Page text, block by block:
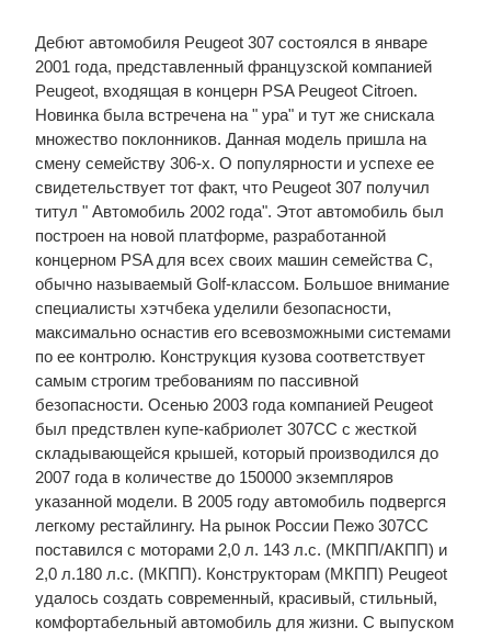
Дебют автомобиля Peugeot 307 состоялся в январе
2001 года, представленный французской компанией
Peugeot, входящая в концерн PSA Peugeot Citroen.
Новинка была встречена на " ура" и тут же снискала
множество поклонников. Данная модель пришла на
смену семейству 306-х. О популярности и успехе ее
свидетельствует тот факт, что Peugeot 307 получил
титул " Автомобиль 2002 года". Этот автомобиль был
построен на новой платформе, разработанной
концерном PSA для всех своих машин семейства C,
обычно называемый Golf-классом. Большое внимание
специалисты хэтчбека уделили безопасности,
максимально оснастив его всевозможными системами
по ее контролю. Конструкция кузова соответствует
самым строгим требованиям по пассивной
безопасности. Осенью 2003 года компанией Peugeot
был предствлен купе-кабриолет 307CC с жесткой
складывающейся крышей, который производился до
2007 года в количестве до 150000 экземпляров
указанной модели. В 2005 году автомобиль подвергся
легкому рестайлингу. На рынок России Пежо 307СС
поставился с моторами 2,0 л. 143 л.с. (МКПП/АКПП) и
2,0 л.180 л.с. (МКПП). Конструкторам (МКПП) Peugeot
удалось создать современный, красивый, стильный,
комфортабельный автомобиль для жизни. С выпуском